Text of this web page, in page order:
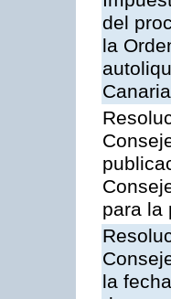
del
la
para la
la